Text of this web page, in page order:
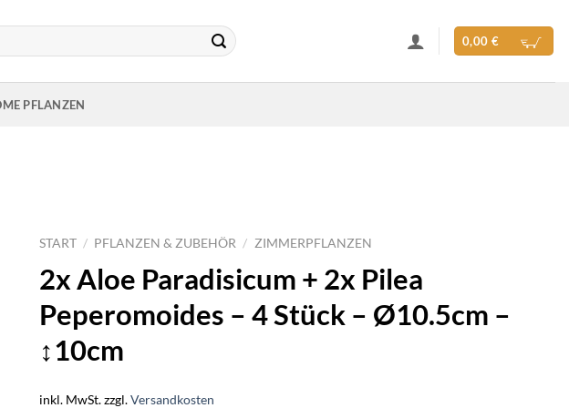
0,00 €
PFLANZEN
START / PFLANZEN & ZUBEHÖR / ZIMMERPFLANZEN
2x Aloe Paradisicum + 2x Pilea
Peperomoides – 4 Stück – Ø10.5cm –
↕10cm
inkl. MwSt.zzgl.Versandkosten